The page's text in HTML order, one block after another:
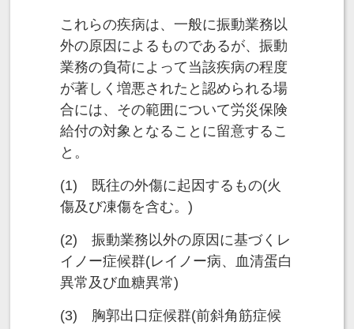
これらの疾病は、一般に振動業務以
外の原因によるものであるが、振動
業務の負荷によって当該疾病の程度
が著しく増悪されたと認められる場
合には、その範囲について労災保険
給付の対象となることに留意するこ
と。
(1) 既往の外傷に起因するもの(火
傷及び凍傷を含む。)
(2) 振動業務以外の原因に基づくレ
イノー症候群(レイノー病、血清蛋白
異常及び血糖異常)
(3) 胸郭出口症候群(前斜角筋症候